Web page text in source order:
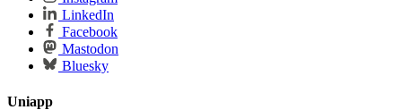
LinkedIn
Facebook
Mastodon
Bluesky
Uniapp